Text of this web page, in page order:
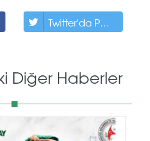
Twitter'da Paylaş
Diğer Haberler